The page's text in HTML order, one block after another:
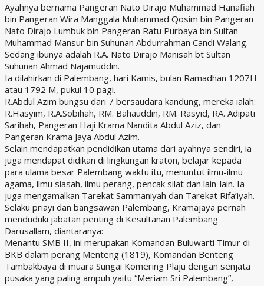
Ayahnya bernama Pangeran Nato Dirajo Muhammad Hanafiah
bin Pangeran Wira Manggala Muhammad Qosim bin Pangeran
Nato Dirajo Lumbuk bin Pangeran Ratu Purbaya bin Sultan
Muhammad Mansur bin Suhunan Abdurrahman Candi Walang.
Sedang ibunya adalah R.A. Nato Dirajo Manisah bt Sultan
Suhunan Ahmad Najamuddin.
Ia dilahirkan di Palembang, hari Kamis, bulan Ramadhan 1207H
atau 1792 M, pukul 10 pagi.
R.Abdul Azim bungsu dari 7 bersaudara kandung, mereka ialah:
R.Hasyim, R.A.Sobihah, RM. Bahauddin, RM. Rasyid, RA. Adipati
Sarihah, Pangeran Haji Krama Nandita Abdul Aziz, dan
Pangeran Krama Jaya Abdul Azim.
Selain mendapatkan pendidikan utama dari ayahnya sendiri, ia
juga mendapat didikan di lingkungan kraton, belajar kepada
para ulama besar Palembang waktu itu, menuntut ilmu-ilmu
agama, ilmu siasah, ilmu perang, pencak silat dan lain-lain. Ia
juga mengamalkan Tarekat Sammaniyah dan Tarekat Rifa’iyah.
Selaku priayi dan bangsawan Palembang, Kramajaya pernah
menduduki jabatan penting di Kesultanan Palembang
Darusallam, diantaranya:
Menantu SMB II, ini merupakan Komandan Buluwarti Timur di
BKB dalam perang Menteng (1819), Komandan Benteng
Tambakbaya di muara Sungai Komering Plaju dengan senjata
pusaka yang paling ampuh yaitu “Meriam Sri Palembang”,